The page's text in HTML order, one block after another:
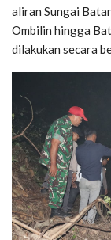
aliran Sungai
Ombilin hingga
dilakukan secara